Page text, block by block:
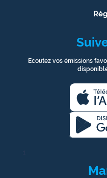
Ecoutez vos émissions
1